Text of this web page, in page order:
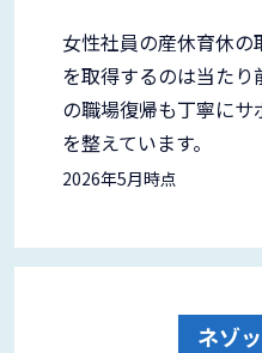
女性社員の産休育休
を取得するのは当たり
の職場復帰も丁寧に
を整えています。
2026年5月時点
ネゾ